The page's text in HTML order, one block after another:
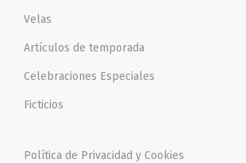
Velas
Artículos de temporada
Celebraciones Especiales
Ficticios
Política de Privacidad y Cookies